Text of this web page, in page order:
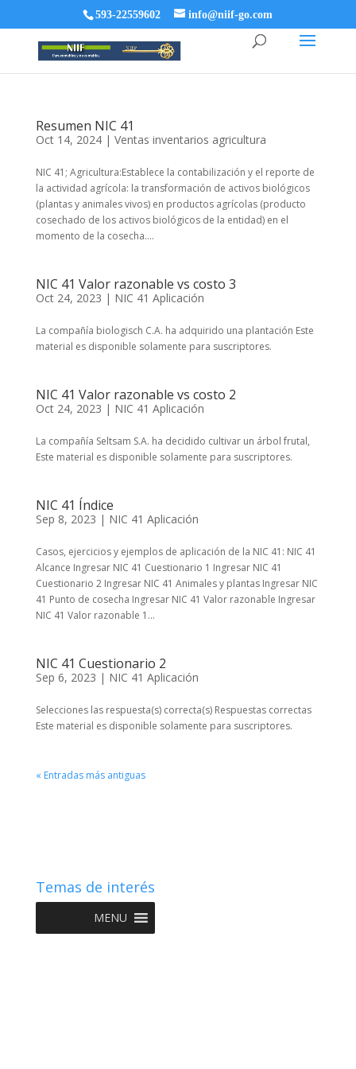
593-22559602 info@niif-go.com
Resumen NIC 41
Oct 14, 2024| Ventas inventarios agricultura
NIC 41; Agricultura:Establece la contabilización y el reporte de
la actividad agrícola: la transformación de activos biológicos
(plantas y animales vivos) en productos agrícolas (producto
cosechado de los activos biológicos de la entidad) en el
momento de la cosecha....
NIC 41 Valor razonable vs costo 3
Oct 24, 2023 | NIC 41 Aplicación
La compañía biologisch C.A. ha adquirido una plantación Este
material es disponible solamente para suscriptores.
NIC 41 Valor razonable vs costo 2
Oct 24, 2023 | NIC 41 Aplicación
La compañía Seltsam S.A. ha decidido cultivar un árbol frutal,
Este material es disponible solamente para suscriptores.
NIC 41 Índice
Sep 8, 2023 | NIC 41 Aplicación
Casos, ejercicios y ejemplos de aplicación de la NIC 41: NIC 41
Alcance Ingresar NIC 41 Cuestionario 1 Ingresar NIC 41
Cuestionario 2 Ingresar NIC 41 Animales y plantas Ingresar NIC
41 Punto de cosecha Ingresar NIC 41 Valor razonable Ingresar
NIC 41 Valor razonable 1...
NIC 41 Cuestionario 2
Sep 6, 2023 | NIC 41 Aplicación
Selecciones las respuesta(s) correcta(s) Respuestas correctas
Este material es disponible solamente para suscriptores.
« Entradas más antiguas
Temas de interés
MENU